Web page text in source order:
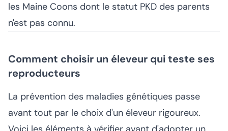
les Maine Coons dont le statut PKD des parents
n'est pas connu.
Comment choisir un éleveur qui teste ses
reproducteurs
La prévention des maladies génétiques passe
avant tout par le choix d'un éleveur rigoureux.